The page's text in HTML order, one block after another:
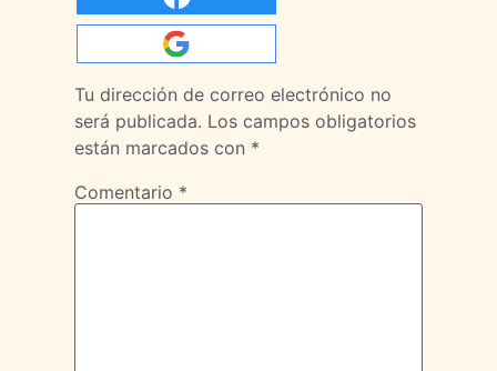
Tu dirección de correo electrónico no
será publicada. Los campos obligatorios
están marcados con *
Comentario *